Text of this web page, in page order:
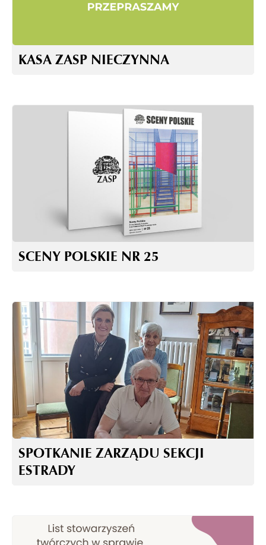
KASA ZASP NIECZYNNA
SCENY POLSKIE NR 25
SPOTKANIE ZARZĄDU SEKCJI
ESTRADY